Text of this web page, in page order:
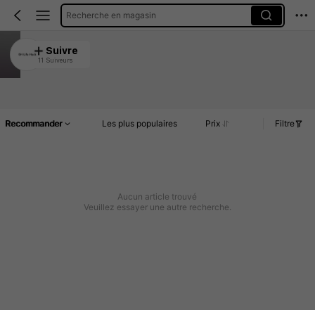
Recherche en magasin
SH Life Hack
4.93
Suivre
11 Suiveurs
Recommander Les plus populaires Prix Filtre
Aucun article trouvé
Veuillez essayer une autre recherche.